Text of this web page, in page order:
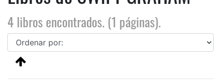
4 libros encontrados. (1 páginas).